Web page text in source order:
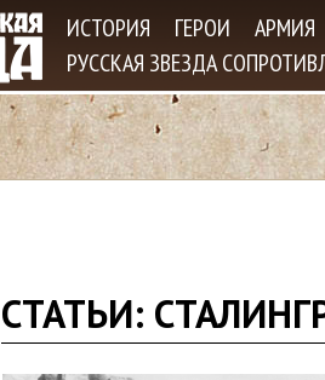
ИСТОРИЯ ГЕРОИ
АРМИЯ
РУССКАЯ ЗВЕЗДА
ы
СТАТЬИ: